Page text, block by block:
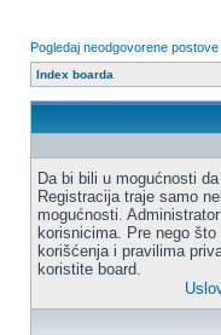
Pogledaj neodgovorene postove
Index boarda
Da bi bili u mogućnosti
Registracija traje samo
mogućnosti.
korisnicima. Pre nego
korišćenja i pravilima
koristite board.